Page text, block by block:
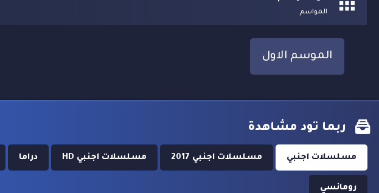
المواسم
الموسم الاول
ربما تود مشاهدة
مسلسلات اجنبي مسلسلات اجنبي 2017 مسلسلات اجنبي HD دراما
رومانسي